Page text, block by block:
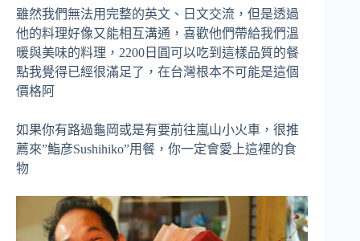
雖然我們無法用完整的英文、日文交流，但是透過
他的料理好像又能相互溝通，喜歡他們帶給我們溫
暖與美味的料理，2200日圓可以吃到這樣品質的餐
點我覺得已經很滿足了，在台灣根本不可能是這個
價格阿
如果你有路過龜岡或是有要前往嵐山小火車，很推
薦來”鮨彦Sushihiko”用餐，你一定會愛上這裡的食
物